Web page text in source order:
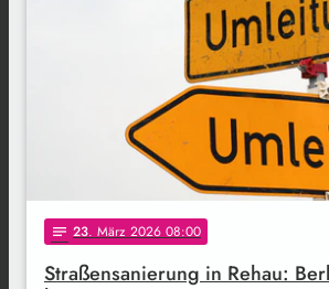
notes 23. März 2026 08:00
Straßensanierung in Rehau: